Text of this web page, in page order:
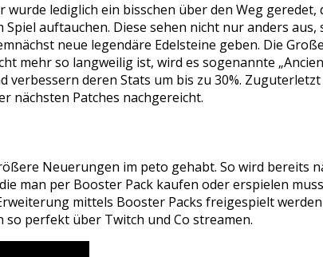
lediglich ein bisschen über den Weg
auftauchen. Diese sehen nicht nur anders
neue legendäre Edelsteine geben. Die
mehr so langweilig ist, wird es sogenannte
deren Stats um bis zu 30%.
nächsten Patches nachgereicht.
Neuerungen im peto gehabt. So wird bereits
man per Booster Pack kaufen oder erspielen
mittels Booster Packs freigespielt
perfekt über Twitch und Co streamen.